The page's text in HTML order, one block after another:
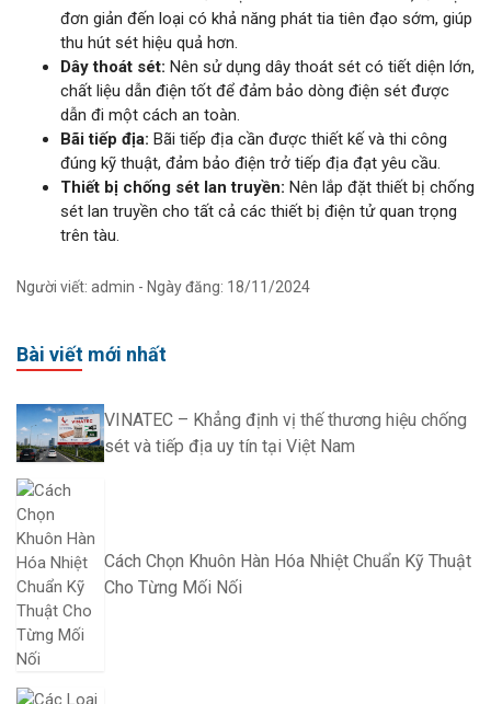
đơn giản đến loại có khả năng phát tia tiên đạo sớm, giúp
thu hút sét hiệu quả hơn.
Dây thoát sét: Nên sử dụng dây thoát sét có tiết diện lớn,
chất liệu dẫn điện tốt để đảm bảo dòng điện sét được
dẫn đi một cách an toàn.
Bãi tiếp địa: Bãi tiếp địa cần được thiết kế và thi công
đúng kỹ thuật, đảm bảo điện trở tiếp địa đạt yêu cầu.
Thiết bị chống sét lan truyền: Nên lắp đặt thiết bị chống
sét lan truyền cho tất cả các thiết bị điện tử quan trọng
trên tàu.
Người viết: admin - Ngày đăng: 18/11/2024
Bài viết mới nhất
VINATEC – Khẳng định vị thế thương hiệu chống
sét và tiếp địa uy tín tại Việt Nam
Cách Chọn Khuôn Hàn Hóa Nhiệt Chuẩn Kỹ Thuật
Cho Từng Mối Nối